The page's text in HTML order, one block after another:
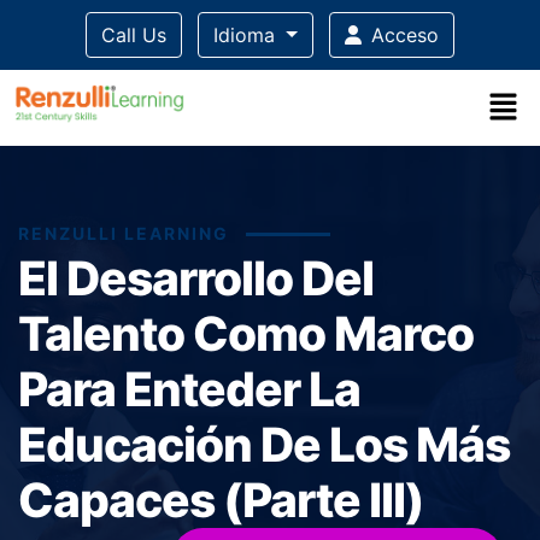
Call Us Idioma Acceso
RENZULLI LEARNING
El Desarrollo Del
Talento Como Marco
Para Enteder La
Educación De Los Más
Capaces (Parte III)